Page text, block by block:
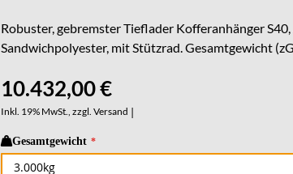
Robuster, gebremster Tieflader Kofferanhänger
Sandwichpolyester, mit Stützrad. Gesamtgewicht
10.432,00 €
Inkl. 19% MwSt., zzgl.Versand |
Gesamtgewicht